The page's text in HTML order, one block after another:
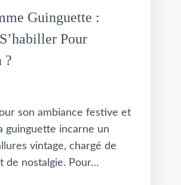
Guinguette :
Pour
?
son ambiance festive et
guinguette incarne un
vintage, chargé de
de nostalgie. Pour…